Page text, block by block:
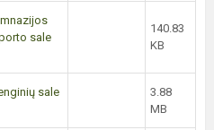
sale
140.83
KB
sale
3.88
MB